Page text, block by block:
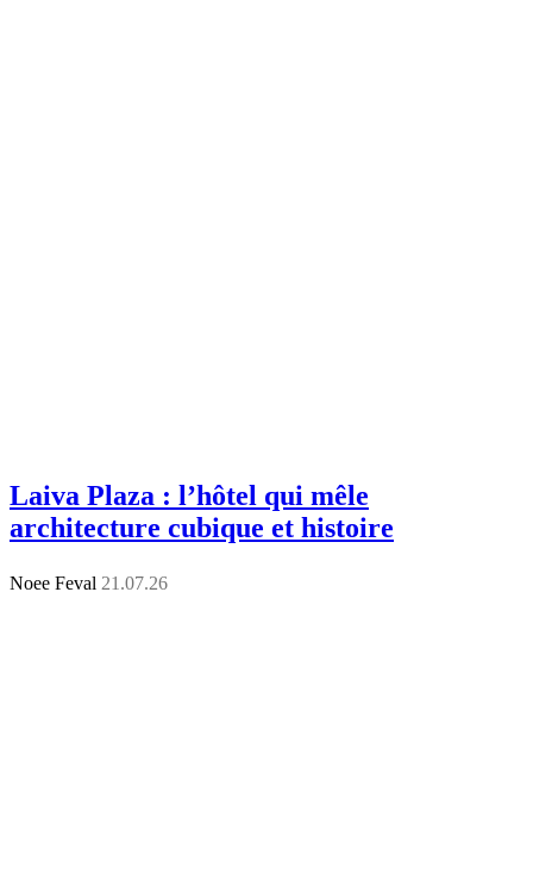
Laiva Plaza : l’hôtel qui mêle
architecture cubique et histoire
Noee Feval 21.07.26